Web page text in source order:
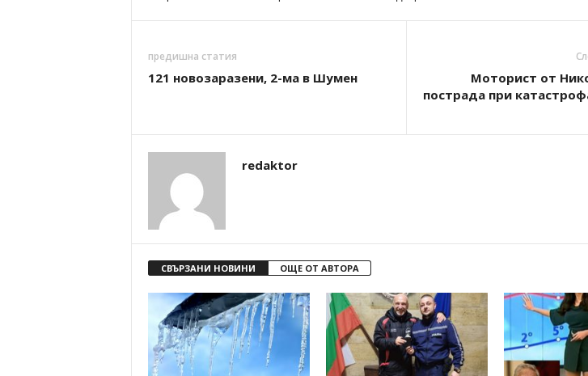
предишна статия
121 новозаразени, 2-ма в Шумен
Моторист от
пострада при
redaktor
СВЪРЗАНИ НОВИНИ ОЩЕ ОТ АВТОРА